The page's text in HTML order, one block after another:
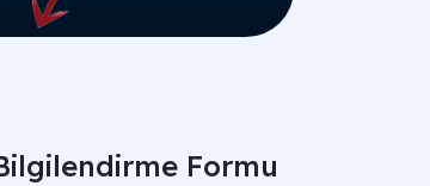
Formu